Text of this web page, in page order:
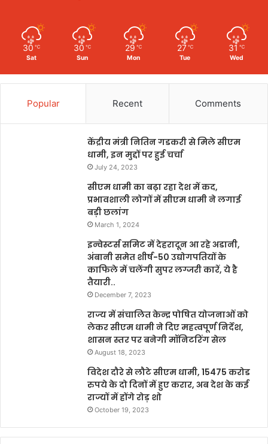
30 ℃
Sat
30 ℃
Sun
29 ℃
Mon
27 ℃
Tue
31 ℃
Wed
Popular Recent Comments
केंद्रीय मंत्री नितिन गडकरी से मिले सीएम
धामी, इन मुद्दों पर हुई चर्चा
July 24, 2023
सीएम धामी का बढ़ा रहा देश में कद,
प्रभावशाली लोगों में सीएम धामी ने लगाई
बड़ी छलांग
March 1, 2024
इन्वेस्टर्स समिट में देहरादून आ रहे अडानी,
अंबानी समेत शीर्ष-50 उद्योगपतियों के
काफिले में चलेंगी सुपर लग्जरी कारें, ये है
तैयारी..
December 7, 2023
राज्य में संचालित केन्द्र पोषित योजनाओं को
लेकर सीएम धामी ने दिए महत्वपूर्ण निर्देश,
शासन स्तर पर बनेगी मॉनिटरिंग सेल
August 18, 2023
विदेश दौरे से लौटे सीएम धामी, 15475 करोड
रुपये के दो दिनों में हुए करार, अब देश के कई
राज्यों में होंगे रोड़ शो
October 19, 2023